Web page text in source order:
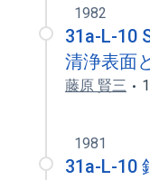
1982
31a-L-10
清浄表面
藤原 賢三
1981
31a-L-10